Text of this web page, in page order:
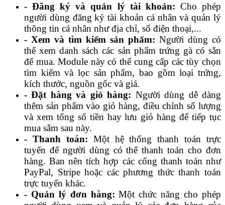
- Đăng ký và quản lý tài khoản: Cho phép
người dùng đăng ký tài khoản cá nhân và quản lý
thông tin cá nhân như địa chỉ, số điện thoại,...
- Xem và tìm kiếm sản phẩm: Người dùng có
thể xem danh sách các sản phẩm trứng gà có sẵn
để mua. Module này có thể cung cấp các tùy chọn
tìm kiếm và lọc sản phẩm, bao gồm loại trứng,
kích thước, nguồn gốc và giá.
- Đặt hàng và giỏ hàng: Người dùng dễ dàng
thêm sản phẩm vào giỏ hàng, điều chỉnh số lượng
và xem tổng số tiền hay lưu giỏ hàng để tiếp tục
mua sắm sau này.
- Thanh toán: Một hệ thống thanh toán trực
tuyến để người dùng có thể thanh toán cho đơn
hàng. Ban nên tích hợp các cổng thanh toán như
PayPal, Stripe hoặc các phương thức thanh toán
trực tuyến khác.
- Quản lý đơn hàng: Một chức năng cho phép